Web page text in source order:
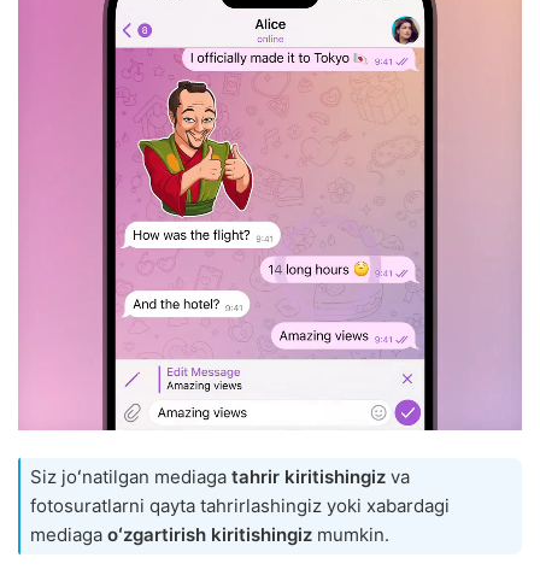
Siz joʻnatilgan mediaga tahrir kiritishingiz va
fotosuratlarni qayta tahrirlashingiz yoki xabardagi
mediaga oʻzgartirish kiritishingiz mumkin.